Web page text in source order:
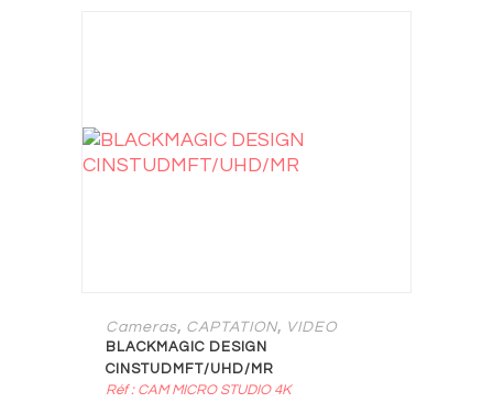
Cameras, CAPTATION, VIDEO
BLACKMAGIC DESIGN
CINSTUDMFT/UHD/MR
Réf : CAM MICRO STUDIO 4K